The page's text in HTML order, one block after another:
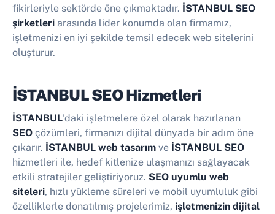
fikirleriyle sektörde öne çıkmaktadır. İSTANBUL SEO
şirketleri arasında lider konumda olan firmamız,
işletmenizi en iyi şekilde temsil edecek web sitelerini
oluşturur.
İSTANBUL SEO Hizmetleri
İSTANBUL'daki işletmelere özel olarak hazırlanan
SEO çözümleri, firmanızı dijital dünyada bir adım öne
çıkarır. İSTANBUL web tasarım ve İSTANBUL SEO
hizmetleri ile, hedef kitlenize ulaşmanızı sağlayacak
etkili stratejiler geliştiriyoruz. SEO uyumlu web
siteleri, hızlı yükleme süreleri ve mobil uyumluluk gibi
özelliklerle donatılmış projelerimiz, işletmenizin dijital